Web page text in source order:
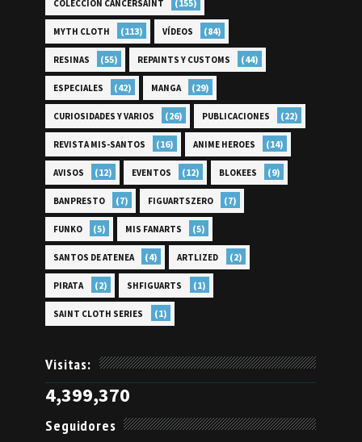
COLECCIÓN CANCERSAINT (155)
MYTH CLOTH (113) VÍDEOS (84)
RESINAS (55) REPAINTS Y CUSTOMS (44)
ESPECIALES (42) MANGA (29)
CURIOSIDADES Y VARIOS (26) PUBLICACIONES (22)
REVISTA MIS-SANTOS (16) ANIME HEROES (14)
AVISOS (12) EVENTOS (12) BLOKEES (9)
BANPRESTO (7) FIGUARTSZERO (7)
FUNKO (5) MIS FANARTS (5)
SANTOS DE ATENEA (4) ARTLIZED (2)
PIRATA (2) SHFIGUARTS (1)
SAINT CLOTH SERIES (1)
Visitas:
4,399,370
Seguidores